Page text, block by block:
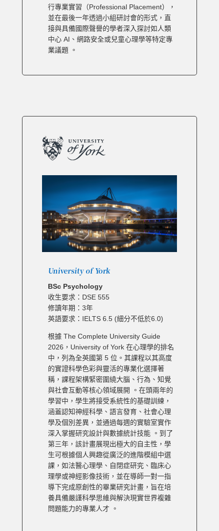
行專業實習（Professional Placement），
並在最後一年透過小組研討會的形式，直
接與具備國際聲譽的學者深入探討如人類
中心 AI、網路安全或兒童心理學等特定專
業議題 。
University of York
BSc Psychology
收生要求：DSE 555
修讀年期：3年
英語要求：IELTS 6.5 (細分不低於6.0)
根據 The Complete University Guide
2026，University of York 在心理學的排名
中，列為全英國第 5 位。其課程以其高度
的實證科學色彩與靈活的專業化選擇著
稱，課程架構緊密圍繞大腦、行為、知覺
與社會互動等核心領域展開 。在頭兩年的
學習中，學生將接受系統性的基礎訓練，
涵蓋認知神經科學、語言發育、社會心理
學及個別差異，並通過每週的實驗室實作
深入掌握研究設計與數據統計技能 。到了
第三年，該計畫展現出極大的自主性，學
生可根據個人興趣從廣泛的進階模組中選
課，如法醫心理學、自閉症研究、臨床心
理學或神經影像技術，並在導師一對一指
導下完成原創性的畢業研究計畫，旨在培
養具備嚴謹科學思維與解決現實世界複雜
問題能力的專業人才 。